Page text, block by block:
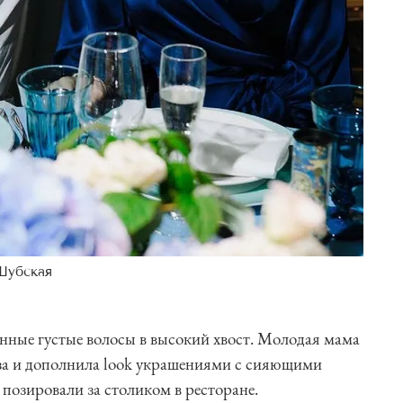
густые волосы в высокий хвост. Молодая мама
и дополнила look украшениями с сияющими
за столиком в ресторане.